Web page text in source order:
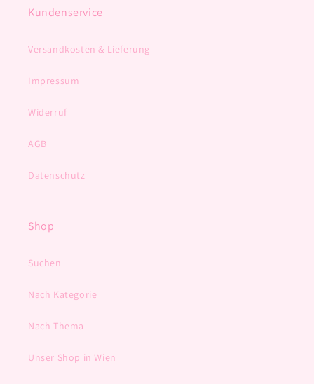
Kundenservice
Versandkosten & Lieferung
Impressum
Widerruf
AGB
Datenschutz
Shop
Suchen
Nach Kategorie
Nach Thema
Unser Shop in Wien